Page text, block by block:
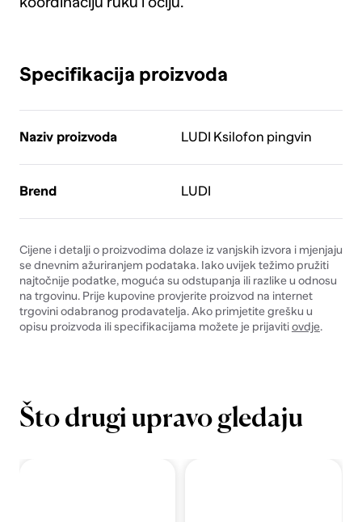
Specifikacija proizvoda
Naziv proizvoda LUDI Ksilofon pingvin
Brend LUDI
Cijene i detalji o proizvodima dolaze iz vanjskih izvora i mjenjaju
se dnevnim ažuriranjem podataka. Iako uvijek težimo pružiti
najtočnije podatke, moguća su odstupanja ili razlike u odnosu
na trgovinu. Prije kupovine provjerite proizvod na internet
trgovini odabranog prodavatelja. Ako primjetite grešku u
opisu proizvoda ili specifikacijama možete je prijavitiovdje.
Što drugi upravo gledaju